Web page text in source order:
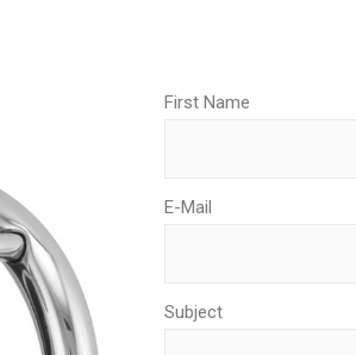
First Name
E-Mail
Subject